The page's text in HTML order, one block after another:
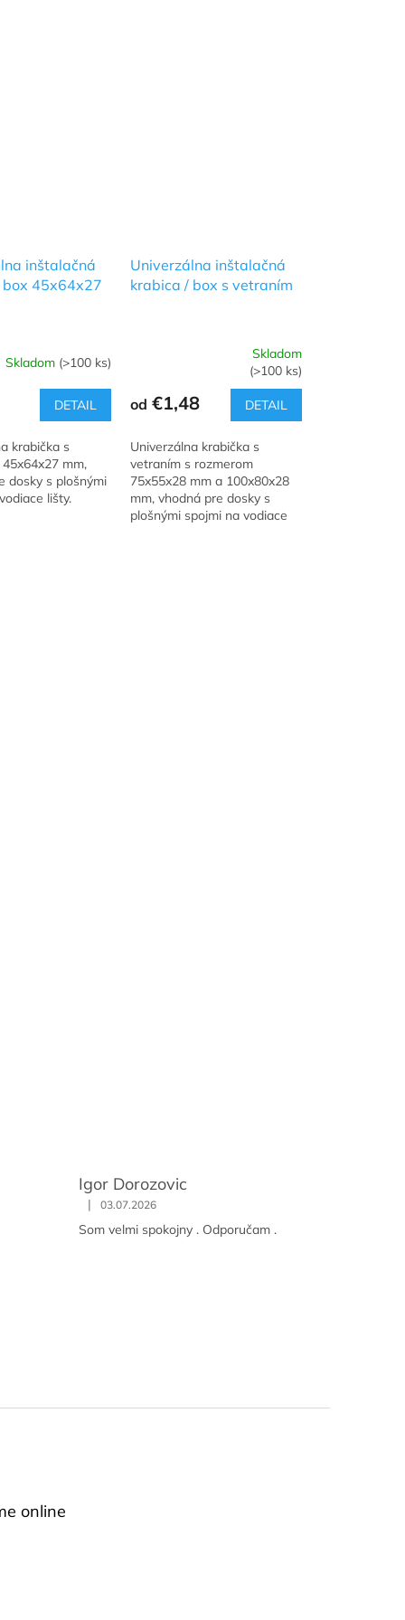
inštalačná
box 45x64x27
Skladom (>100 ks)
DETAIL
krabička s
mm,
dosky s plošnými
lišty.
Univerzálna inštalačná
krabica / box s vetraním
produktu
je
z
5
hviezdičiek.
Skladom
(>100 ks)
od €1,48 DETAIL
Univerzálna krabička s
vetraním s rozmerom
75x55x28 mm a 100x80x28
mm, vhodná pre dosky s
plošnými spojmi na vodiace
Igor Dorozovic
| 03.07.2026
Som velmi spokojny . Odporučam .
online